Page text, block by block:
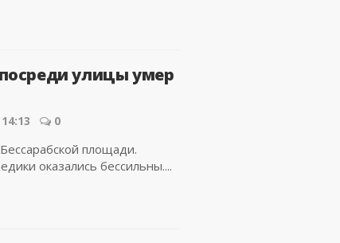
улицы умер
0
площади.
оказались бессильны....